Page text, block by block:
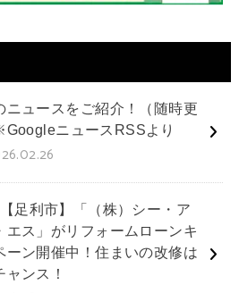
ニュースをご紹介！（随時更
ニュースRSSより
【足利市】「（株）シー・ア
エス」がリフォームローンキ
ーン開催中！住まいの改修は
ャンス！